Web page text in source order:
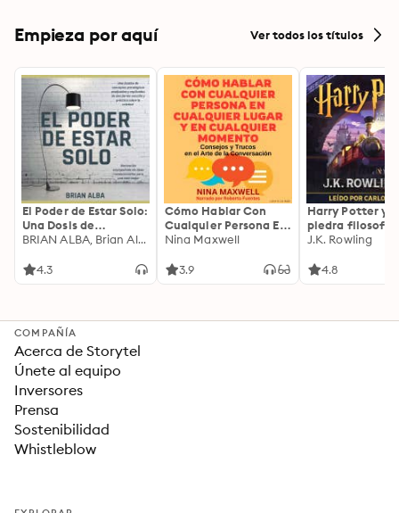
Empieza por aquí Ver todos los títulos
El Poder de Estar Solo:
Una Dosis de
Motivación
Ideas Revolucionarias
BRIAN ALBA, Brian Alba
4.3
Cómo Hablar Con
Cualquier Persona En
Cualquier Lugar Y En
Nina Maxwell
3.9
Harry Potter y
piedra filosofal
J.K. Rowling
4.8
COMPAÑÍA
Acerca de Storytel
Únete al equipo
Inversores
Prensa
Sostenibilidad
Whistleblow